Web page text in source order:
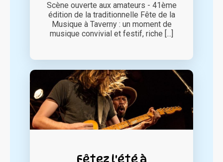
Scène ouverte aux amateurs - 41ème
édition de la traditionnelle Fête de la
Musique à Taverny : un moment de
musique convivial et festif, riche [...]
Fêtez l'été à